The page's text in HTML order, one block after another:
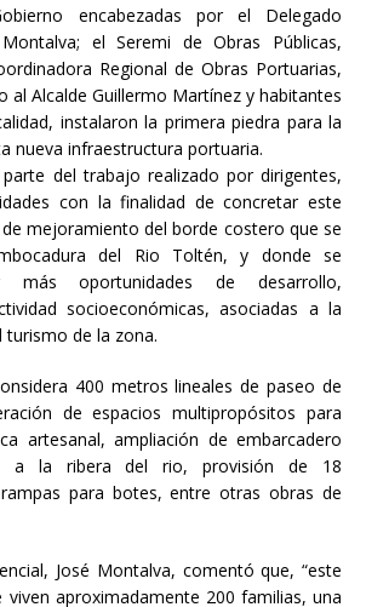
encabezadas por el Delegado
Montalva; el Seremi de Obras Públicas,
Regional de Obras Portuarias,
al Alcalde Guillermo Martínez y habitantes
instalaron la primera piedra para la
nueva infraestructura portuaria.
del trabajo realizado por dirigentes,
con la finalidad de concretar este
mejoramiento del borde costero que se
del Rio Toltén, y donde se
más oportunidades de desarrollo,
socioeconómicas, asociadas a la
turismo de la zona.
400 metros lineales de paseo de
de espacios multipropósitos para
artesanal, ampliación de embarcadero
a la ribera del rio, provisión de 18
para botes, entre otras obras de
José Montalva, comentó que, “este
aproximadamente 200 familias, una